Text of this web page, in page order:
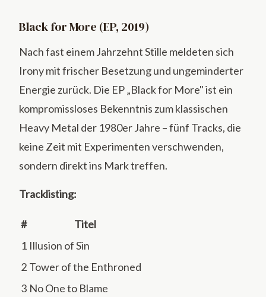
Black for More (EP, 2019)
Nach fast einem Jahrzehnt Stille meldeten sich
Irony mit frischer Besetzung und ungeminderter
Energie zurück. Die EP „Black for More" ist ein
kompromissloses Bekenntnis zum klassischen
Heavy Metal der 1980er Jahre – fünf Tracks, die
keine Zeit mit Experimenten verschwenden,
sondern direkt ins Mark treffen.
Tracklisting:
#
Titel
1 Illusion of Sin
2 Tower of the Enthroned
3 No One to Blame